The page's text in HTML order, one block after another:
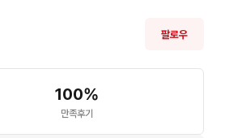
팔로우
100%
만족후기